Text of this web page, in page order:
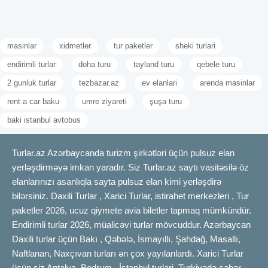
masinlar xidmetler tur paketler sheki turlari
endirimli turlar doha turu tayland turu qebele turu
2 gunluk turlar tezbazar.az ev elanlari arenda masinlar
rent a car baku umre ziyareti şuşa turu
baki istanbul avtobus
Turlar.az Azərbaycanda turizm şirkətləri üçün pulsuz elan
yerləşdirməyə imkan yaradır. Siz Turlar.az saytı vasitəsilə öz
elanlarınızı asanlıqla sayta pulsuz elan kimi yerləşdirə
bilərsiniz. Daxili Turlar , Xarici Turlar, istirahet merkezleri , Tur
paketler 2026, ucuz qiymete avia biletler tapmaq mümkündür.
Endirimli turlar 2026, müalicəvi turlar mövcuddur. Azərbaycan
Daxili turlar üçün Bakı , Qəbələ, İsmayıllı, Şahdağ, Masallı,
Naftlanan, Naxçıvan turları ən çox yayılanlardı. Xarici Turlar